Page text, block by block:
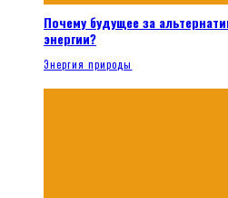
Почему будущее за
энергии?
Энергия природы